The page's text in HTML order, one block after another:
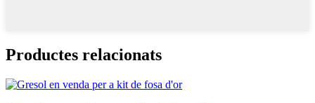
Productes relacionats